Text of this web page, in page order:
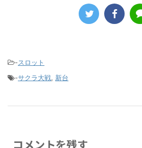
-スロット
-サクラ大戦, 新台
コメントを残す